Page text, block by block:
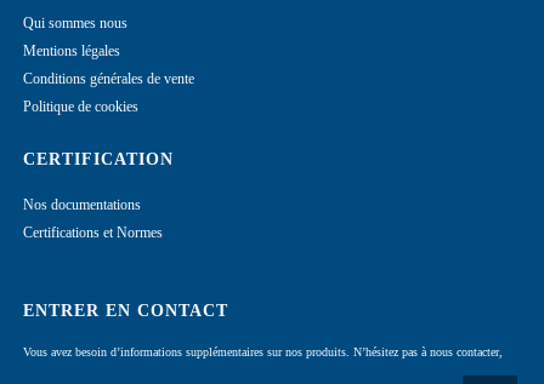
Qui sommes nous
Mentions légales
Conditions générales de vente
Politique de cookies
CERTIFICATION
Nos documentations
Certifications et Normes
ENTRER EN CONTACT
Vous avez besoin d’informations supplémentaires sur nos produits. N’hésitez pas à nous contacter,